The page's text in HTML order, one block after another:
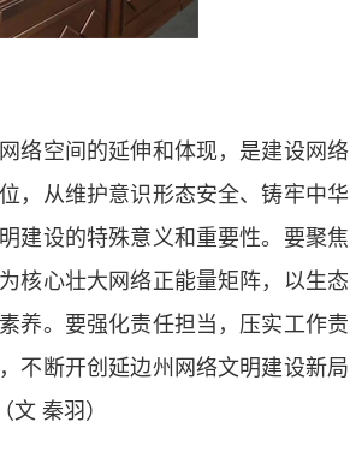
空间的延伸和体现，是建设网络
，从维护意识形态安全、铸牢中华
建设的特殊意义和重要性。要聚焦
核心壮大网络正能量矩阵，以生态
养。要强化责任担当，压实工作责
不断开创延边州网络文明建设新局
秦羽）